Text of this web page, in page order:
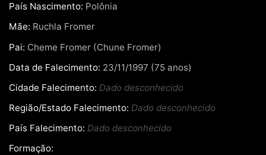
País Nascimento: Polônia
Mãe: Ruchla Fromer
Pai: Cheme Fromer (Chune Fromer)
Data de Falecimento: 23/11/1997 (75 anos)
Cidade Falecimento: Dado desconhecido
Região/Estado Falecimento: Dado desconhecido
País Falecimento: Dado desconhecido
Formação: